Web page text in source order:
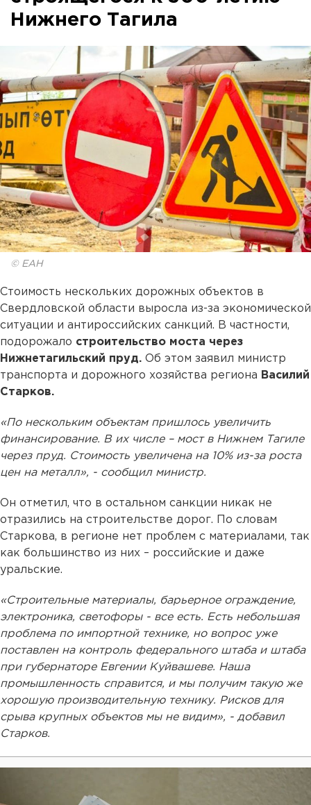
Нижнего Тагила
© ЕАН
Стоимость нескольких дорожных объектов в
Свердловской области выросла из-за экономической
ситуации и антироссийских санкций. В частности,
подорожало строительство моста через
Нижнетагильский пруд. Об этом заявил министр
транспорта и дорожного хозяйства региона Василий
Старков.
«По нескольким объектам пришлось увеличить
финансирование. В их числе – мост в Нижнем Тагиле
через пруд. Стоимость увеличена на 10% из-за роста
цен на металл», - сообщил министр.
Он отметил, что в остальном санкции никак не
отразились на строительстве дорог. По словам
Старкова, в регионе нет проблем с материалами, так
как большинство из них – российские и даже
уральские.
«Строительные материалы, барьерное ограждение,
электроника, светофоры - все есть. Есть небольшая
проблема по импортной технике, но вопрос уже
поставлен на контроль федерального штаба и штаба
при губернаторе Евгении Куйвашеве. Наша
промышленность справится, и мы получим такую же
хорошую производительную технику. Рисков для
срыва крупных объектов мы не видим», - добавил
Старков.